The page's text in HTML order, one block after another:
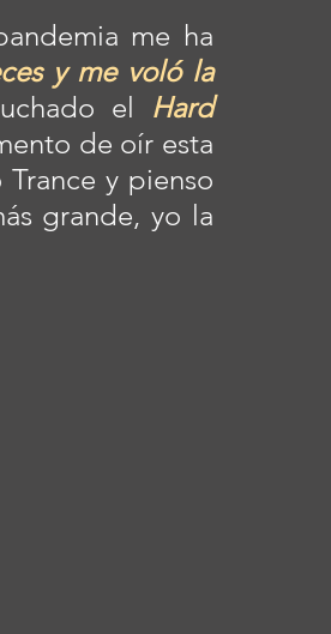
me ha
y me voló la
el Hard
de oír esta
y pienso
grande, yo la